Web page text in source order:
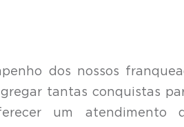
dos nossos
tantas conquistas
um atendimento